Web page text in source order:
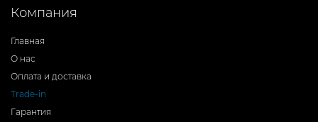
Компания
Главная
О нас
Оплата и доставка
Trade-in
Гарантия